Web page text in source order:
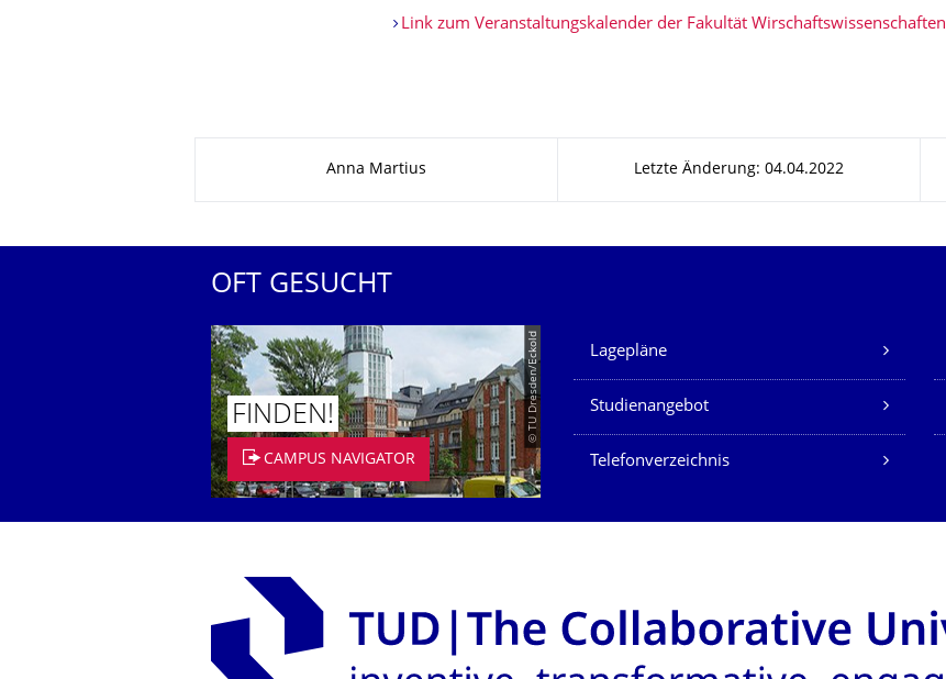
Link zum Veranstaltungskalender der Fakultät Wirschaftswissenschaften
Anna Martius Letzte Änderung: 04.04.2022
OFT GESUCHT
© TU Dresden/Eckold
FINDEN!
CAMPUS NAVIGATOR
Unsere Dienste
Lagepläne
Studienangebot
Telefonverzeichnis